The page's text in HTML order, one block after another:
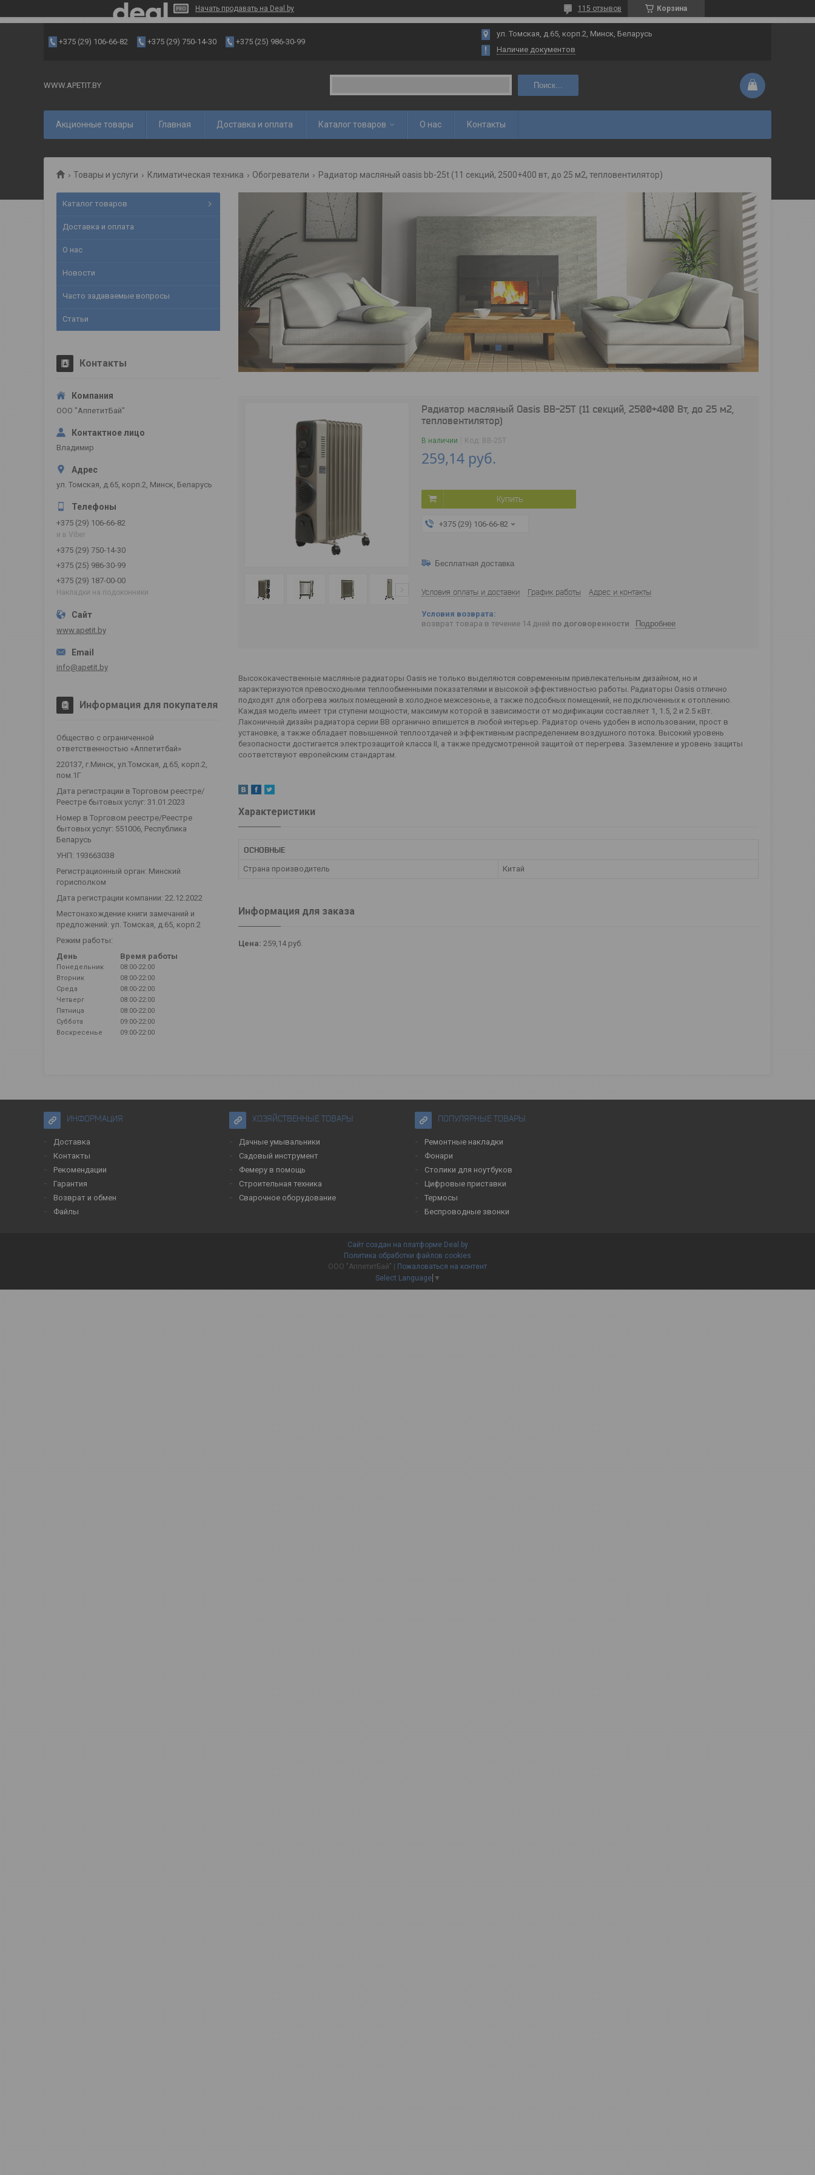
Начать продавать на Deal.by Корзина
115 отзывов
+375 (29) 106-66-82 +375 (29) 750-14-30 +375 (25) 986-30-99
ул. Томская, д.65, корп.2, Минск, Беларусь
Наличие документов
WWW.APETIT.BY Поиск...
Акционные товары Главная Доставка и оплата Каталог товаров О нас Контакты
Товары и услуги Климатическая техника Обогреватели Радиатор масляный oasis bb-25t (11 секций, 2500+400 вт, до 25 м2, тепловентилятор)
Радиатор масляный Oasis BB-25T (11 секций, 2500+400 Вт, до 25 м2,
тепловентилятор)
В наличии Код: BB-25T
259,14 руб.
Купить
+375 (29) 106-66-82
Бесплатная доставка
Условия оплаты и доставки График работы Адрес и контакты
возврат товара в течение 14 дней по договоренности Подробнее
Высококачественные масляные радиаторы Oasis не только выделяются современным привлекательным дизайном, но и
характеризуются превосходными теплообменными показателями и высокой эффективностью работы. Радиаторы Oasis отлично
подходят для обогрева жилых помещений в холодное межсезонье, а также подсобных помещений, не подключенных к отоплению.
Каждая модель имеет три ступени мощности, максимум которой в зависимости от модификации составляет 1, 1.5, 2 и 2.5 кВт.
Лаконичный дизайн радиатора серии BВ органично впишется в любой интерьер. Радиатор очень удобен в использовании, прост в
установке, а также обладает повышенной теплоотдачей и эффективным распределением воздушного потока. Высокий уровень
безопасности достигается электрозащитой класса II, а также предусмотренной защитой от перегрева. Заземление и уровень защиты
соответствуют европейским стандартам.
Характеристики
ОСНОВНЫЕ
Страна производитель Китай
Информация для заказа
Цена: 259,14 руб.
Каталог товаров
Доставка и оплата
О нас
Новости
Часто задаваемые вопросы
Статьи
Контакты
ООО "АппетитБай"
Владимир
ул. Томская, д.65, корп.2, Минск, Беларусь
+375 (29) 106-66-82
и в Viber
+375 (29) 750-14-30
+375 (25) 986-30-99
+375 (29) 187-00-00
Накладки на подоконники
www.apetit.by
info@apetit.by
Информация для покупателя
Общество с ограниченной
ответственностью «Аппетитбай»
220137, г.Минск, ул.Томская, д.65, корп.2,
пом.1Г
Дата регистрации в Торговом реестре/
Реестре бытовых услуг: 31.01.2023
Номер в Торговом реестре/Реестре
бытовых услуг: 551006, Республика
Беларусь
УНП: 193663038
Регистрационный орган: Минский
горисполком
Дата регистрации компании: 22.12.2022
Местонахождение книги замечаний и
предложений: ул. Томская, д.65, корп.2
Режим работы:
День
Время работы
Понедельник
08:00-22:00
Вторник
08:00-22:00
Среда
08:00-22:00
Четверг
08:00-22:00
Пятница
08:00-22:00
Суббота
09:00-22:00
Воскресенье
09:00-22:00
ИНФОРМАЦИЯ
Доставка
Контакты
Рекомендации
Гарантия
Возврат и обмен
Файлы
ХОЗЯЙСТВЕННЫЕ ТОВАРЫ
Дачные умывальники
Садовый инструмент
Фемеру в помощь
Строительная техника
Сварочное оборудование
ПОПУЛЯРНЫЕ ТОВАРЫ
Ремонтные накладки
Фонари
Столики для ноутбуков
Цифровые приставки
Термосы
Беспроводные звонки
Сайт создан на платформе Deal.by
Политика обработки файлов cookies
ООО "АппетитБай" |
Пожаловаться на контент
Select Language ▼